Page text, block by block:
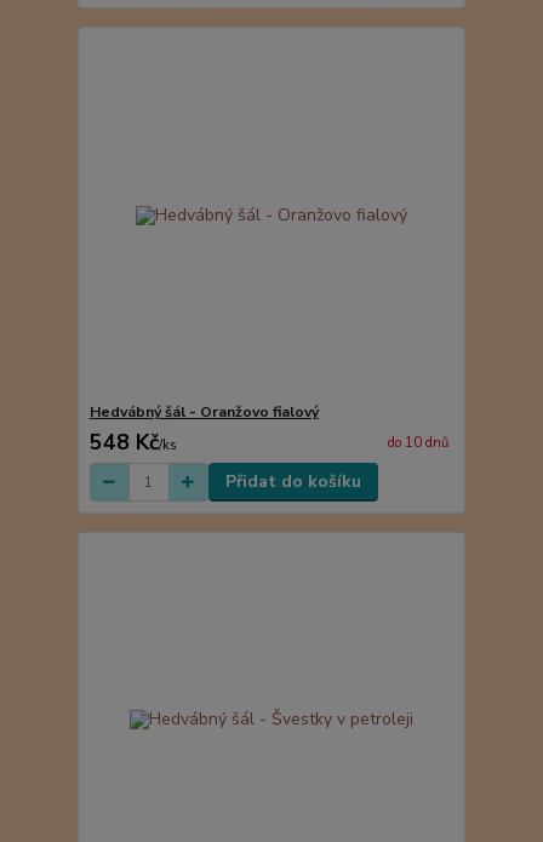
Hedvábný šál - Oranžovo fialový
548 Kč/ks do 10 dnů
Přidat do košíku